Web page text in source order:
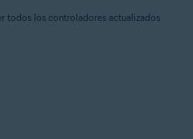
todos los controladores actualizados